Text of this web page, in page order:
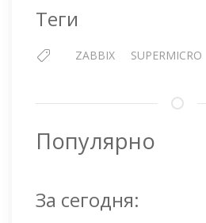
Теги
ZABBIX SUPERMICRO
Популярно
За сегодня: